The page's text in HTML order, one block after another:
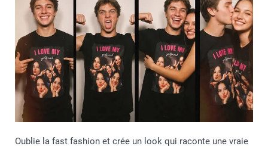
Oublie la fast fashion et crée un look qui raconte une vraie